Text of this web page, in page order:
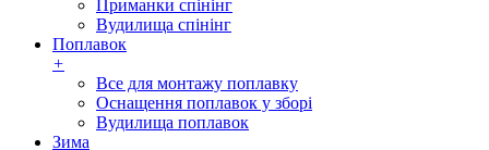
Приманки спінінг
Вудилища спінінг
Поплавок
+
Все для монтажу поплавку
Оснащення поплавок у зборі
Вудилища поплавок
Зима